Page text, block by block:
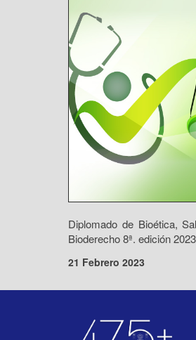
Diplomado de Bioética,
Bioderecho 8ª. edición 2023
21 Febrero 2023